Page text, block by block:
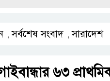
,সর্বশেষ সংবাদ ,সারাদেশ
৬৩